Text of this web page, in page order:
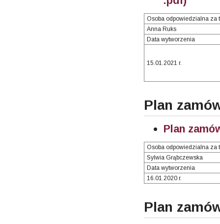
Osoba odpowiedzialna za
Anna Ruks
Data wytworzenia
15.01.2021 r.
Plan
Plan
Osoba odpowiedzialna za
Sylwia Grąbczewska
Data wytworzenia
16.01.2020 r.
Plan